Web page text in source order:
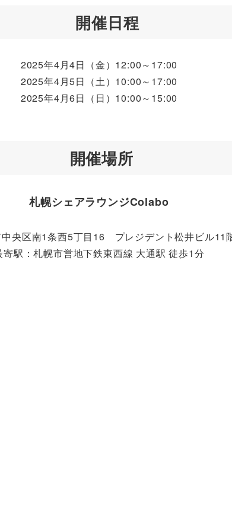
開催日程
2025年4月4日（金）12:00～17:00
2025年4月5日（土）10:00～17:00
2025年4月6日（日）10:00～15:00
開催場所
札幌シェアラウンジColabo
央区南1条西5丁目16 プレジデント松井ビル11
寄駅：札幌市営地下鉄東西線 大通駅 徒歩1分